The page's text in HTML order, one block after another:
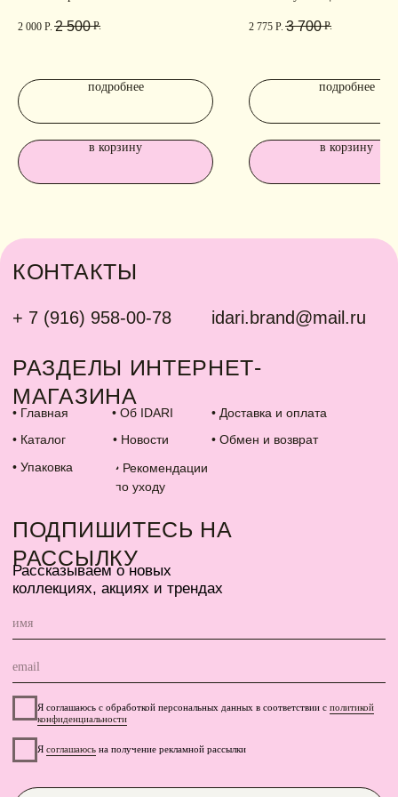
2 000 Р. 2 500 Р.
подробнее
в корзину
2 775 Р. 3 700 Р.
подробнее
в корзину
Сайт разработан
Digital-Step
Договор публичной
оферты
Политика
конфиденциальности
ОГРН 324547600025580
ИП Хайруллина Сюзанна
Эдуардовна
Instagram принадлежит компании Meta,
признанной экстремистской в РФ